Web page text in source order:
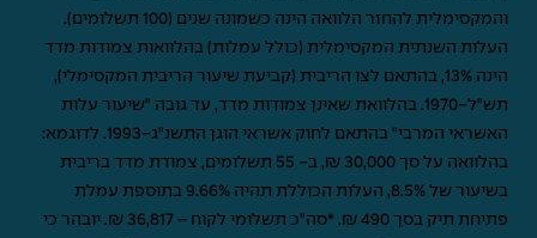
והמקסימלית להחזר הלוואה הינה כשמונה שנים (100 תשלומים).
העלות השנתית המקסימלית (כולל עמלות) בהלוואות צמודות מדד
הינה 13%, בהתאם לצו הריבית (קביעת שיעור הריבית המקסימלי),
תש"ל-1970. בהלוואת שאינן צמודות מדד, עד גובה "שיעור עלות
האשראי המרבי" בהתאם לחוק אשראי הוגן התשנ"ג-1993. לדוגמא:
בהלוואה על סך 30,000 ₪, ב- 55 תשלומים, צמודת מדד בריבית
בשיעור של 8.5%, העלות הכוללת תהיה 9.66% בתוספת עמלת
פתיחת תיק בסך 490 ₪. *סה"כ תשלומי לקוח – 36,817 ₪. יובהר כי